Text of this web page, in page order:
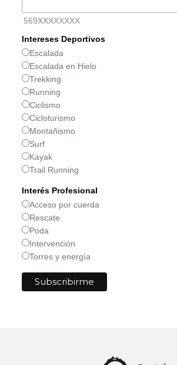
569XXXXXXXX
Intereses Deportivos
Escalada
Escalada en Hielo
Trekking
Running
Ciclismo
Cicloturismo
Montañismo
Surf
Kayak
Trail Running
Interés Profesional
Acceso por cuerda
Rescate
Poda
Intervención
Torres y energía